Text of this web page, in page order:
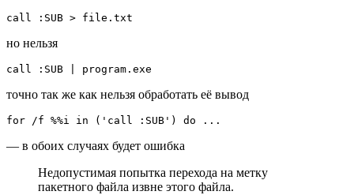
call :SUB > file.txt
но нельзя
call :SUB | program.exe
точно так же как нельзя обработать её вывод
for /f %%i in ('call :SUB') do ...
— в обоих случаях будет ошибка
Недопустимая попытка перехода на метку
пакетного файла извне этого файла.